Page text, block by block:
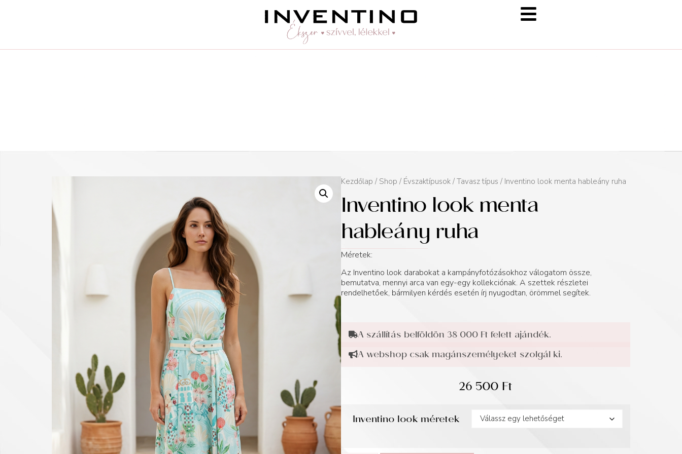
-25 % a webshopban!
Kupon: summer25 Kezdőlap / Shop / Évszaktípusok / Tavasz típus / Inventino look menta hableány ruha
Inventino look menta
hableány ruha
Méretek:
Az Inventino look darabokat a kampányfotózásokhoz válogatom össze,
bemutatva, mennyi arca van egy-egy kollekciónak. A szettek részletei
rendelhetőek, bármilyen kérdés esetén írj nyugodtan, örömmel segítek.
A szállítás belföldön 38 000 Ft felett ajándék.
A webshop csak magánszemélyeket szolgál ki.
26 500Ft
Inventino look méretek